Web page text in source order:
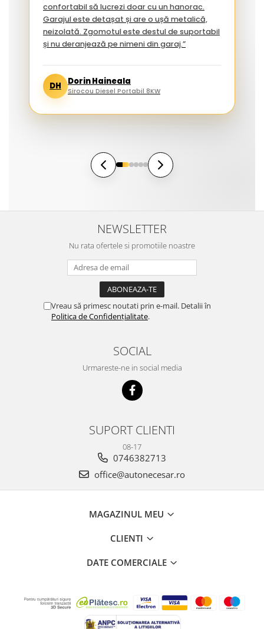
confortabil să lucrezi doar cu un hanorac.
Garajul este detașat și are o ușă metalică,
neizolată. Zgomotul este destul de suportabil
și nu deranjează pe nimeni din garaj.”
DH Dorin Haineala
Sirocou Diesel Portabil 8KW
NEWSLETTER
Nu rata ofertele si promotiile noastre
Vreau să primesc noutati prin e-mail. Detalii în
Politica de Confidențialitate.
SOCIAL
Urmareste-ne in social media
SUPORT CLIENTI
08-17
0746382713
office@autonecesar.ro
MAGAZINUL MEU
CLIENTI
DATE COMERCIALE